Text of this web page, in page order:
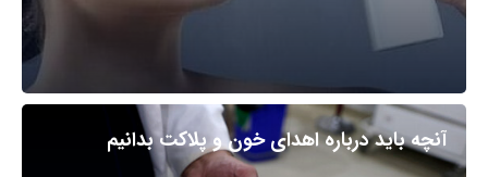
آنچه باید درباره اهدای خون و پلاکت بدانیم